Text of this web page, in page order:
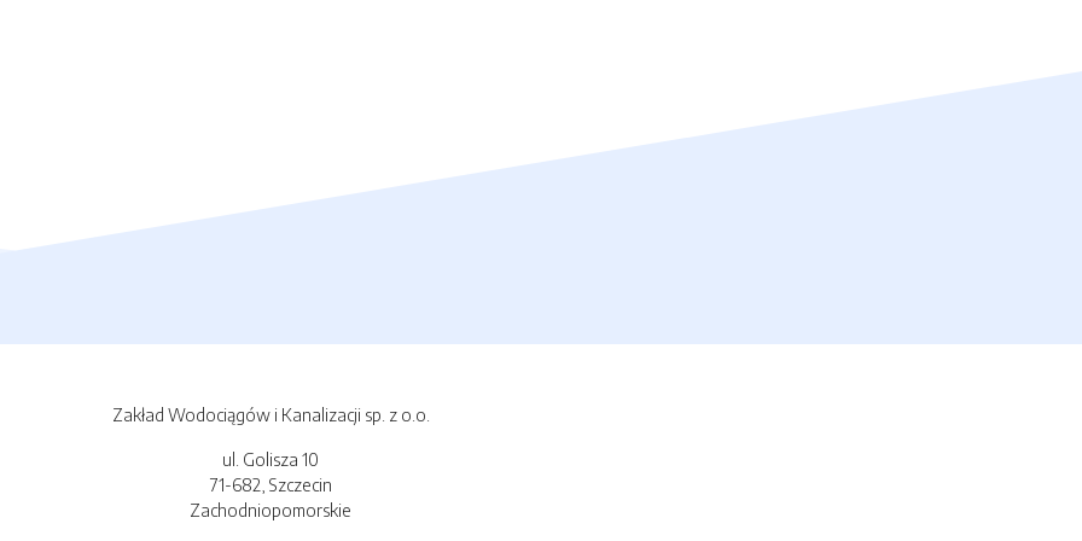
Zakład Wodociągów i Kanalizacji sp. z o.o.
ul. Golisza 10
71-682, Szczecin
Zachodniopomorskie